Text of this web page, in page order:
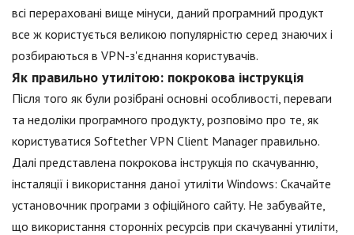
всі перераховані вище мінуси, даний програмний продукт
все ж користується великою популярністю серед знаючих і
розбираються в VPN-з'єднання користувачів.
Як правильно утилітою: покрокова інструкція
Після того як були розібрані основні особливості, переваги
та недоліки програмного продукту, розповімо про те, як
користуватися Softether VPN Client Manager правильно.
Далі представлена покрокова інструкція по скачуванню,
інсталяції і використання даної утиліти Windows: Скачайте
установочник програми з офіційного сайту. Не забувайте,
що використання сторонніх ресурсів при скачуванні утиліти,